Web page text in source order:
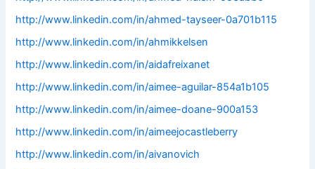
http://www.linkedin.com/in/ahmed-tayseer-0a701b115
http://www.linkedin.com/in/ahmikkelsen
http://www.linkedin.com/in/aidafreixanet
http://www.linkedin.com/in/aimee-aguilar-854a1b105
http://www.linkedin.com/in/aimee-doane-900a153
http://www.linkedin.com/in/aimeejocastleberry
http://www.linkedin.com/in/aivanovich